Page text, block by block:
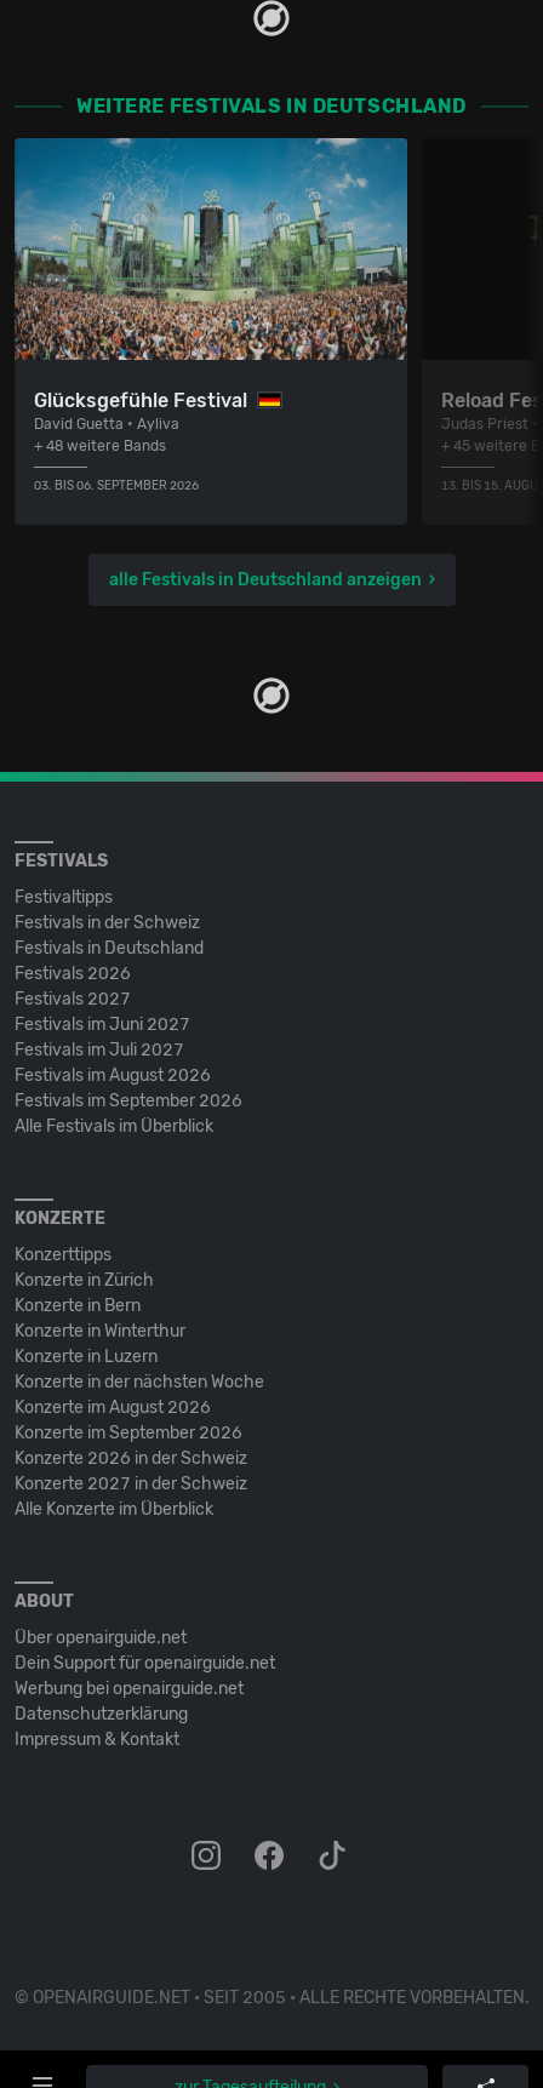
WEITERE FESTIVALS IN DEUTSCHLAND
Glücksgefühle Festival
David Guetta • Ayliva
+ 48 weitere Bands
03. BIS 06. SEPTEMBER 2026
Reload
Judas Priest •
+ 45 weitere
13. BIS 15.
alle Festivals in Deutschland anzeigen
FESTIVALS
Festivaltipps
Festivals in der Schweiz
Festivals in Deutschland
Festivals 2026
Festivals 2027
Festivals im Juni 2027
Festivals im Juli 2027
Festivals im August 2026
Festivals im September 2026
Alle Festivals im Überblick
KONZERTE
Konzerttipps
Konzerte in Zürich
Konzerte in Bern
Konzerte in Winterthur
Konzerte in Luzern
Konzerte in der nächsten Woche
Konzerte im August 2026
Konzerte im September 2026
Konzerte 2026 in der Schweiz
Konzerte 2027 in der Schweiz
Alle Konzerte im Überblick
ABOUT
Über openairguide.net
Dein Support für openairguide.net
Werbung bei openairguide.net
Datenschutz­erklärung
Impressum & Kontakt
© OPENAIRGUIDE.NET • SEIT 2005 • ALLE RECHTE VORBEHALTEN.